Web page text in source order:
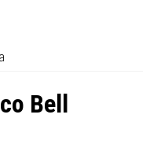
Bell